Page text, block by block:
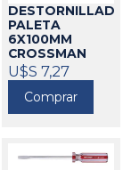
PALETA
6X100MM
CROSSMAN
550011
U$S 7,27
Comprar